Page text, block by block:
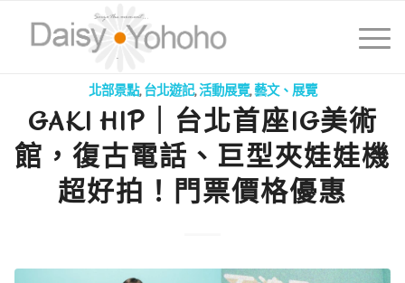
北部景點,台北遊記,活動展覽,藝文、展覽
GAKI HIP｜台北首座IG美術
館，復古電話、巨型夾娃娃機
超好拍！門票價格優惠